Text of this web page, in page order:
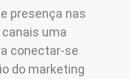
presença nas
uma
conectar-se
do marketing